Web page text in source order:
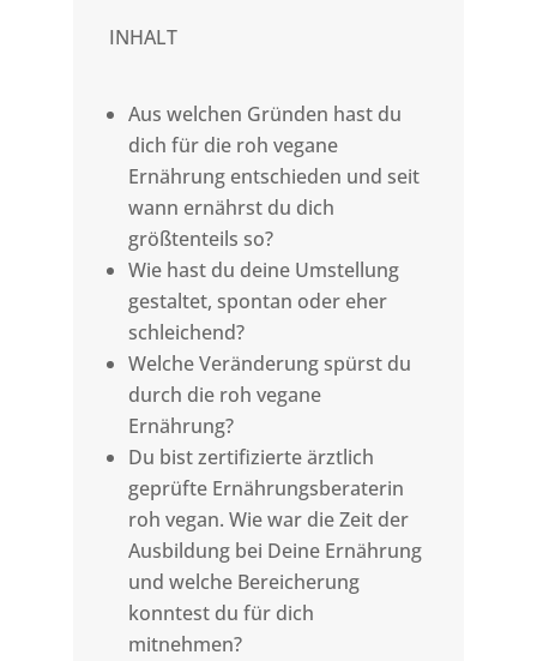
INHALT
Aus welchen Gründen hast du
dich für die roh vegane
Ernährung entschieden und seit
wann ernährst du dich
größtenteils so?
Wie hast du deine Umstellung
gestaltet, spontan oder eher
schleichend?
Welche Veränderung spürst du
durch die roh vegane
Ernährung?
Du bist zertifizierte ärztlich
geprüfte Ernährungsberaterin
roh vegan. Wie war die Zeit der
Ausbildung bei Deine Ernährung
und welche Bereicherung
konntest du für dich
mitnehmen?